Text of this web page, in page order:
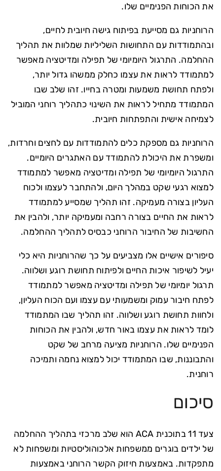
את הכוחות הפנימיים שלו.
הרוחניות גם מסייעת בפיתוח גישה חיובית לחיים,
ובהתמודדות עם התחושות השליליות שמלוות את תהליך
ההחלמה. התרגול היומיומי של תפילה ומדיטציה מאפשר
למתמודד לראות את עצמו כחלק ממשהו גדול יותר,
ולפתח תחושת משמעות ומטרה בחייו. זהו שלב שבו
המתמודד מתחיל לראות את השינוי כתהליך רוחני המוביל
לצמיחה אישית והתפתחות חיובית.
הרוחניות גם מספקת כלים להתמודדות עם לחצים וחרדות,
ומשפרת את היכולת להתמודד עם האתגרים היומיים.
התרגול היומיומי של תפילה ומדיטציה מאפשר למתמודד
למצוא רגעי שקט במהלך היום, ולהתחבר לעצמו ולכוח
העליון בצורה מעמיקה. זהו תהליך שמסייע למתמודד
לראות את החיים בצורה רחבה ומעמיקה יותר, ולהבין את
החשיבות של החיבור הרוחני כבסיס לתהליך ההחלמה.
סיפורים אישיים אלו מצביעים על כך שהרוחניות היא כלי
יעיל לשיפור איכות החיים ולפיתוח תחושת רוגע ושלווה.
תרגול יומיומי של תפילה ומדיטציה מאפשר למתמודד
לפתח חיבור עמוק ומשמעותי עם עצמו ועם הכוח העליון,
ולחוות תחושת רוגע ושלווה. זהו תהליך שבו המתמודד
לומד לראות את עצמו באור חדש, ולהבין את הכוחות
הפנימיים שלו. הרוחניות מציעה מרחב של שקט
והתבוננות, שבו המתמודד יכול למצוא נחמה ותמיכה
רוחנית.
סיכום
צעד 11 בתוכנית ACA הוא שלב מרכזי בתהליך ההחלמה
של ילדים בוגרים ממשפחות אלכוהוליסטיות ומשפחות לא
מתפקדות. באמצעות חיזוק הקשר הרוחני באמצעות